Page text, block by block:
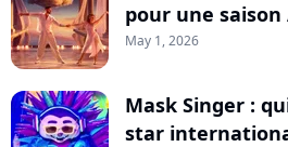
pour une saison
May 1, 2026
Mask Singer :
star